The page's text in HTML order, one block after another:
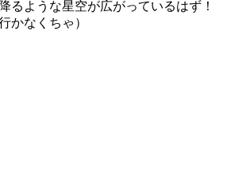
るような星空が広がっているはず！
かなくちゃ）